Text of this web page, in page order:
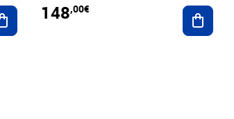
Ajouter au panier
148,00€